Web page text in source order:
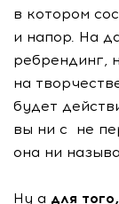
в котором
и напор. На
ребрендинг,
на
будет
вы ни с не
она ни
Ну а для